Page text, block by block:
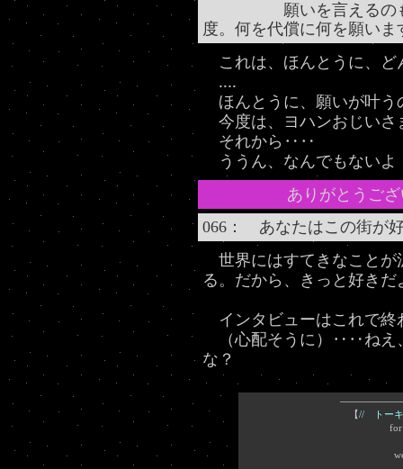
願いを言えるのも、
度。何を代償に何を願いま
これは、ほんとうに、ど
‥‥
ほんとうに、願いが叶
今度は、ヨハンおじい
それから‥‥
ううん、なんでもないよ
ありがとうご
066： あなたはこの街が
世界にはすてきなことが
る。だから、きっと好きだ
インタビューはこれで終
（心配そうに）‥‥ねえ
な？
【// トー
for